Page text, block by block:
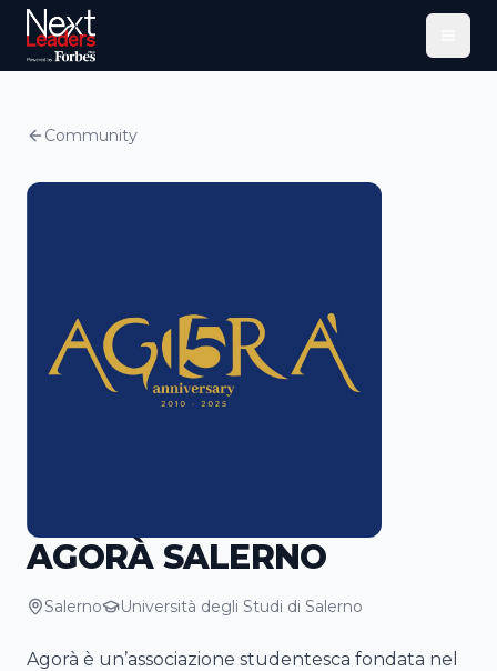
Community
AGORÀ SALERNO
Salerno Università degli Studi di Salerno
Agorà è un’associazione studentesca fondata nel